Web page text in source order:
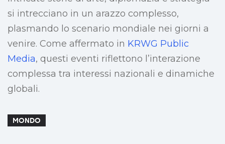
si intrecciano in un arazzo complesso,
plasmando lo scenario mondiale nei giorni a
venire. Come affermato in KRWG Public
Media, questi eventi riflettono l’interazione
complessa tra interessi nazionali e dinamiche
globali.
MONDO